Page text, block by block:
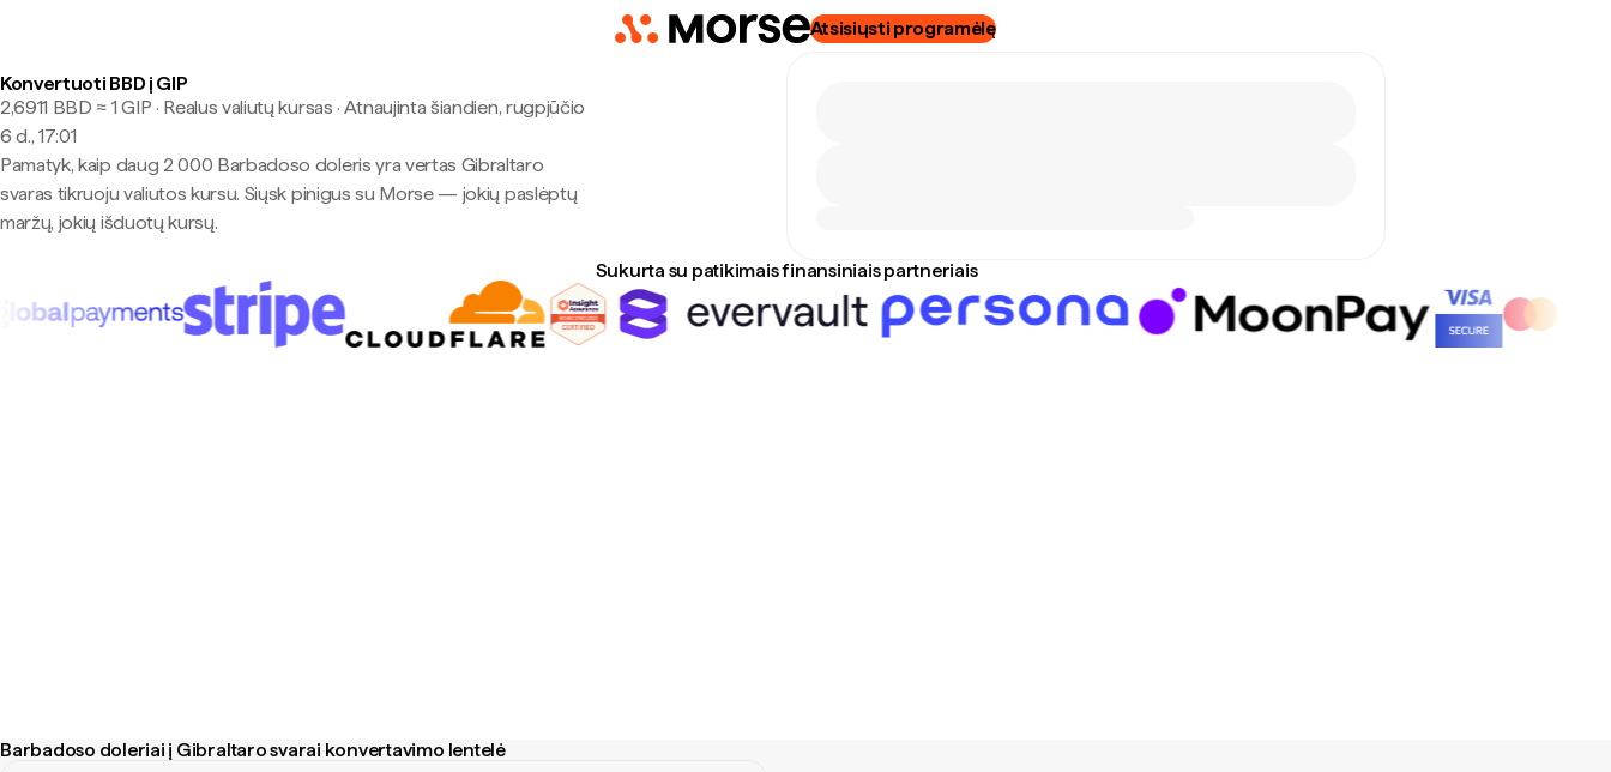
Atsisiųsti programėlę
Konvertuoti BBD į GIP
2,6911 BBD ≈ 1 GIP · Realus valiutų kursas · Atnaujinta šiandien, rugpjūčio
6 d., 17:01
Pamatyk, kaip daug 2 000 Barbadoso doleris yra vertas Gibraltaro
svaras tikruoju valiutos kursu. Siųsk pinigus su Morse — jokių paslėptų
maržų, jokių išduotų kursų.
Sukurta su patikimais finansiniais partneriais
Barbadoso doleriai į Gibraltaro svarai konvertavimo lentelė